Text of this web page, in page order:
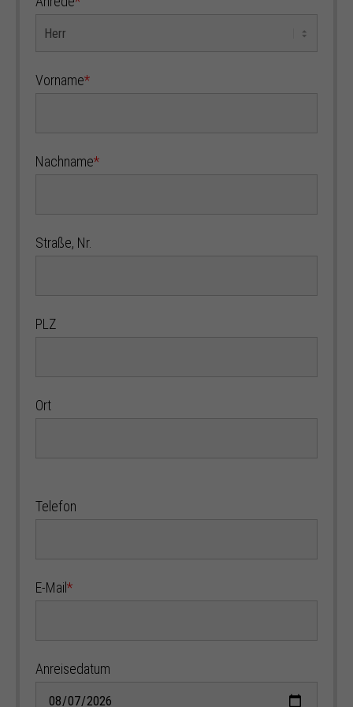
Vorname*
Nachname*
Straße, Nr.
PLZ
Ort
Telefon
E-Mail*
Anreisedatum